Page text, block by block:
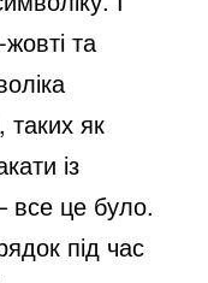
та
таких як
із
все це було.
під час